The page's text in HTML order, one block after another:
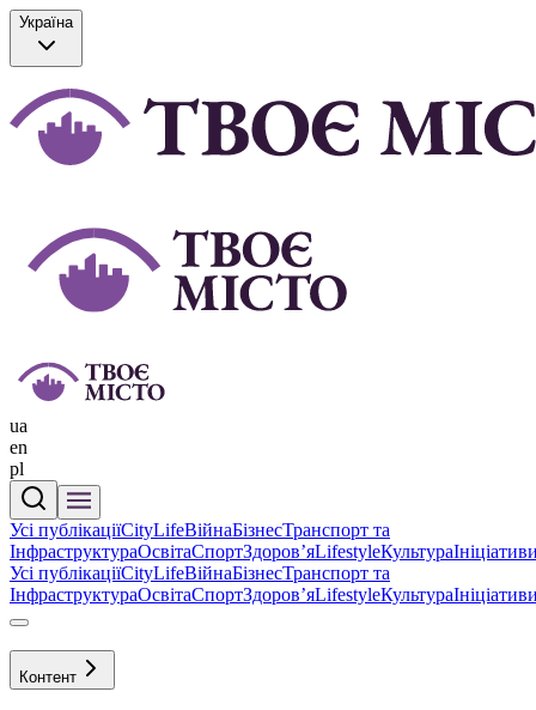
Україна
ua
en
pl
Усі публікаціїCityLifeВійнаБізнесТранспорт та
ІнфраструктураОсвітаСпортЗдоровʼяLifestyleКультура
Усі публікаціїCityLifeВійнаБізнесТранспорт та
ІнфраструктураОсвітаСпортЗдоровʼяLifestyleКультура
Контент